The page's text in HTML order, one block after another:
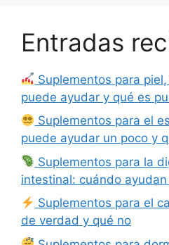
Entradas
Suplementos para
puede ayudar y qué es
Suplementos para el
puede ayudar un poco y
Suplementos para la
intestinal: cuándo
Suplementos para el
de verdad y qué no